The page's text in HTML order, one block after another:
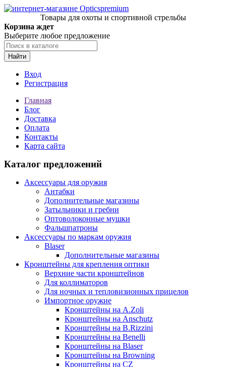
Товары для охоты и спортивной стрельбы
Корзина ждет
Выберите любое предложение
Найти
Вход
Регистрация
Главная
Блог
Доставка
Оплата
Контакты
Карта сайта
Каталог предложений
Аксессуары для оружия
Антабки
Дополнительные магазины
Затыльники и гребни
Оптоволоконные мушки
Фальшпатроны
Аксессуары по маркам оружия
Blaser
Дополнительные магазины
Кронштейны для крепления оптики
Верхние части кронштейнов
Для коллиматоров
Для ночных и тепловизионных прицелов
Импортное оружие
Кронштейны на A.Zoli
Кронштейны на Anschutz
Кронштейны на B.Rizzini
Кронштейны на Benelli
Кронштейны на Blaser
Кронштейны на Browning
Кронштейны на CZ